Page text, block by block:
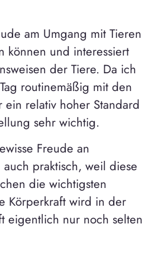
am Umgang mit Tieren
können und interessiert
der Tiere. Da ich
routinemäßig mit den
ein relativ hoher Standard
sehr wichtig.
Freude an
praktisch, weil diese
die wichtigsten
Körperkraft wird in der
eigentlich nur noch selten